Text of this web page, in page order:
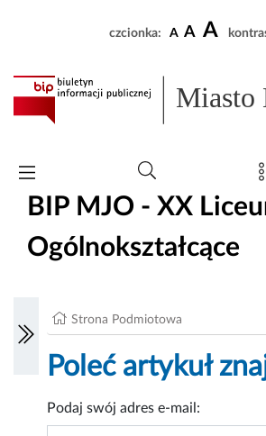
czcionka: A A A
Miasto
BIP MJO - XX
Ogólnokształcące
Strona Podmiotowa
Poleć artykuł
Podaj swój adres e-mail: